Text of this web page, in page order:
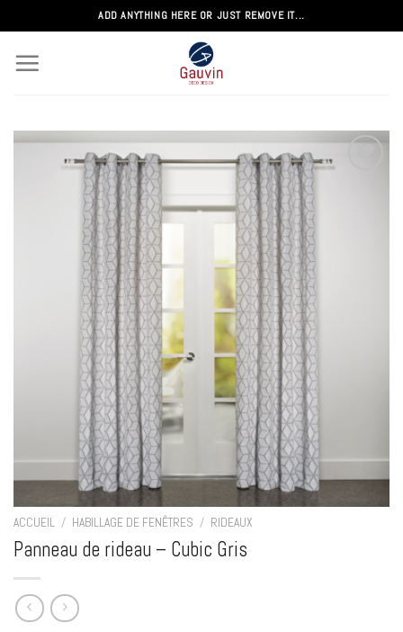
au
contenu
ADD ANYTHING HERE OR JUST REMOVE IT...
ACCUEIL / HABILLAGE DE FENÊTRES / RIDEAUX
Panneau de rideau – Cubic Gris